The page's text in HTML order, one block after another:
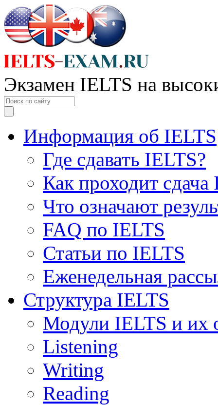
Экзамен IELTS на
Информация об IELTS
Где сдавать IELTS?
Как проходит сдача
Что означают
FAQ по IELTS
Статьи по IELTS
Еженедельная
Структура IELTS
Модули IELTS и их
Listening
Writing
Reading